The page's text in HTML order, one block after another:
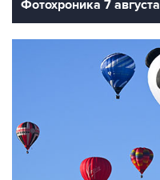
Фотохроника 7 августа